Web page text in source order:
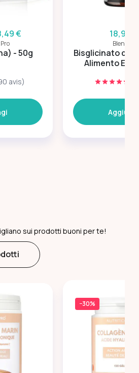
€
- 50g
avis)
18,90 €
Blendea
Bisglicinato di
Alimento
Aggiungi
page
slide page
sui prodotti buoni per te!
−30%